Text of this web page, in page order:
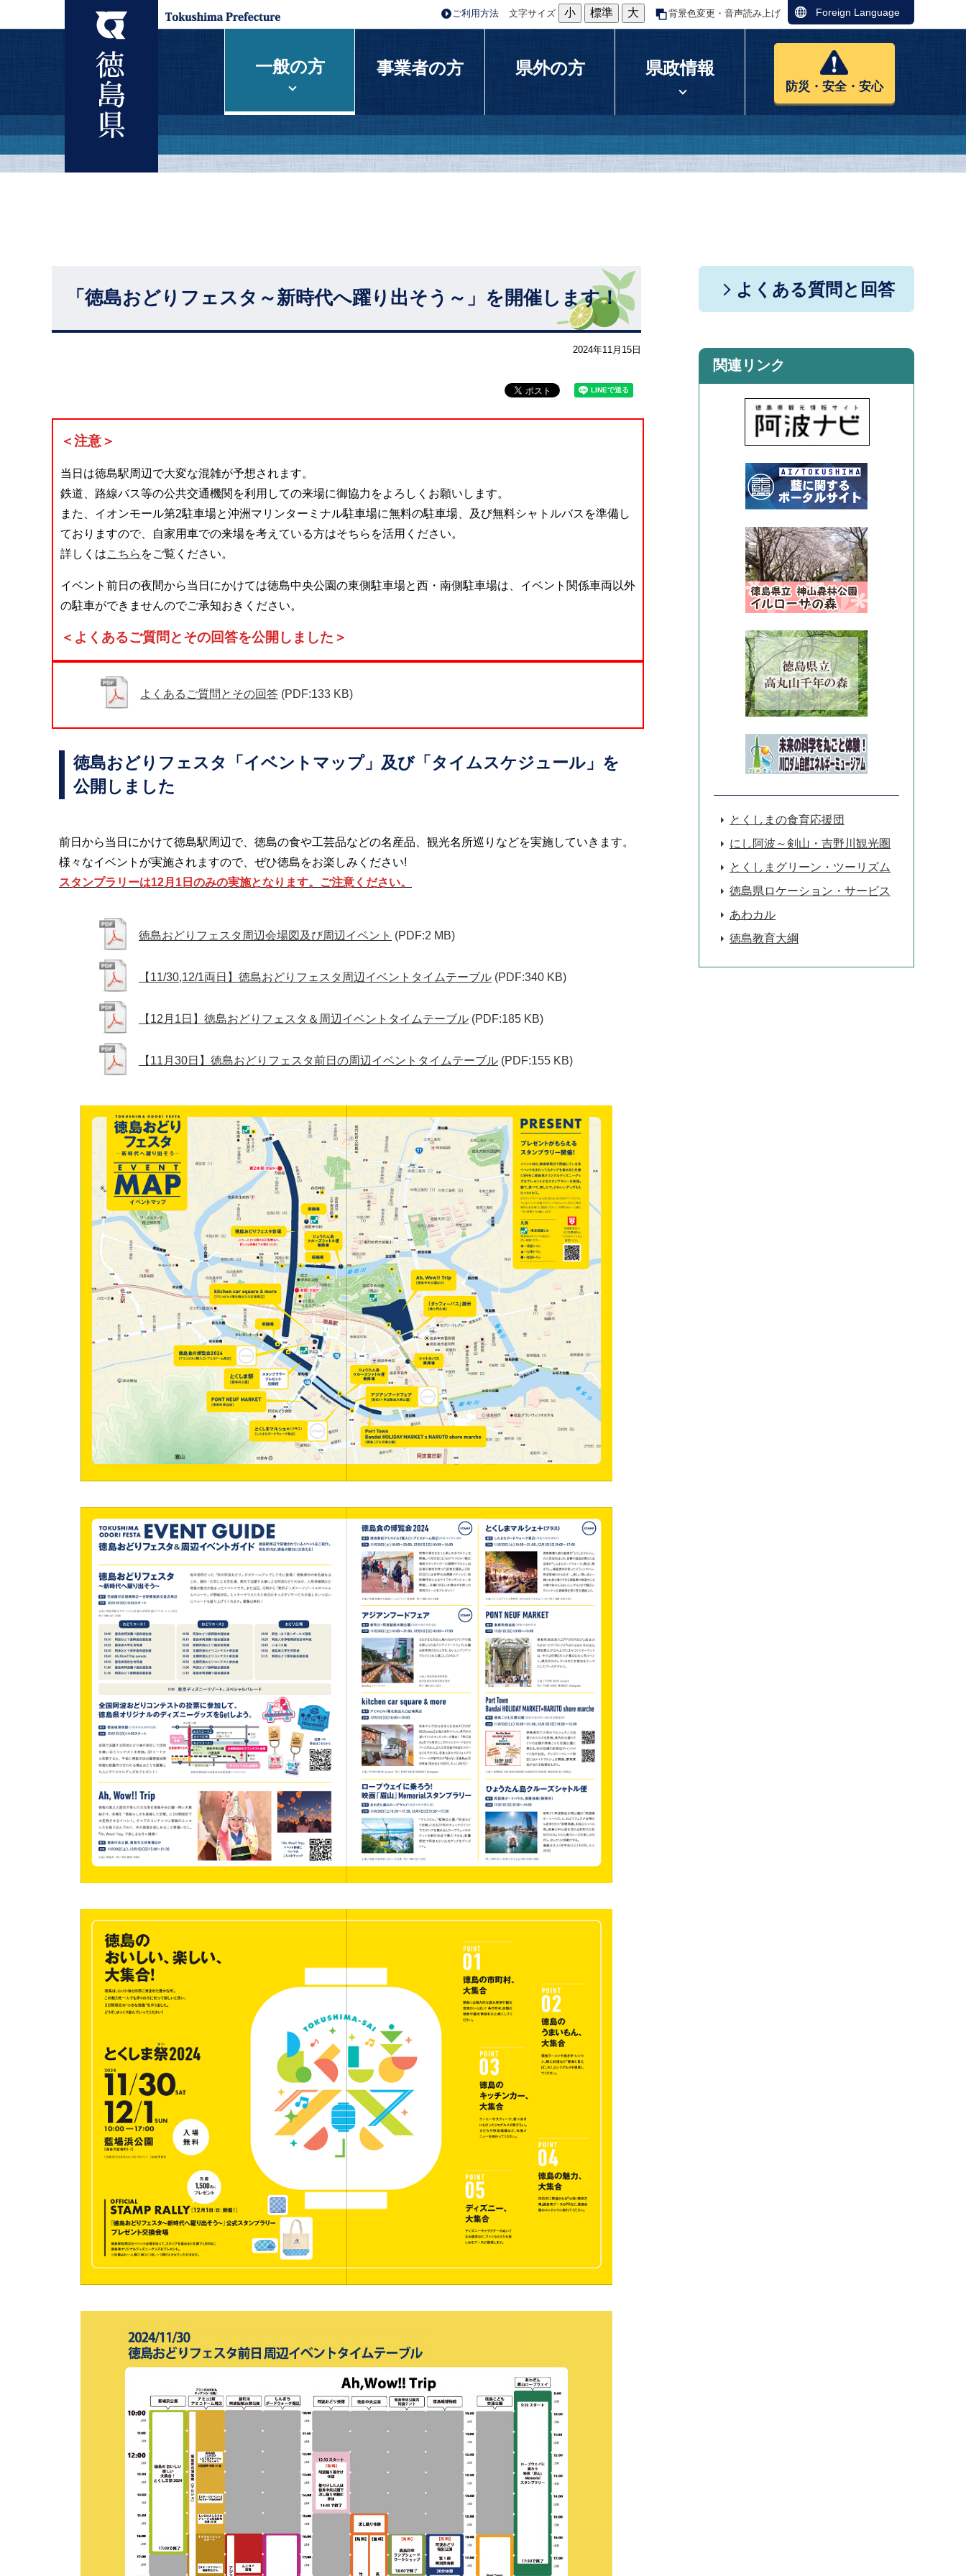
ご利用方法 文字サイズ 小 標準 大 背景色変更・音声読み上げ Foreign Language
一般の方 事業者の方 県外の方 県政情報
防災・安全・安心
「徳島おどりフェスタ～新時代へ躍り出そう～」を開催します！
2024年11月15日
＜注意＞
当日は徳島駅周辺で大変な混雑が予想されます。
鉄道、路線バス等の公共交通機関を利用しての来場に御協力をよろしくお願いします。
また、イオンモール第2駐車場と沖洲マリンターミナル駐車場に無料の駐車場、及び無料シャトルバスを準備し
ておりますので、自家用車での来場を考えている方はそちらを活用ください。
詳しくはこちら をご覧ください。
イベント前日の夜間から当日にかけては徳島中央公園の東側駐車場と西・南側駐車場は、イベント関係車両以外
の駐車ができませんのでご承知おきください。
＜よくあるご質問とその回答を公開しました＞
よくあるご質問とその回答 (PDF:133 KB)
徳島おどりフェスタ「イベントマップ」及び「タイムスケジュール」を
公開しました
前日から当日にかけて徳島駅周辺で、徳島の食や工芸品などの名産品、観光名所巡りなどを実施していきます。
様々なイベントが実施されますので、ぜひ徳島をお楽しみください!
スタンプラリーは12月1日のみの実施となります。ご注意ください。
徳島おどりフェスタ周辺会場図及び周辺イベント (PDF:2 MB)
【11/30,12/1両日】徳島おどりフェスタ周辺イベントタイムテーブル (PDF:340 KB)
【12月1日】徳島おどりフェスタ＆周辺イベントタイムテーブル (PDF:185 KB)
【11月30日】徳島おどりフェスタ前日の周辺イベントタイムテーブル (PDF:155 KB)
よくある質問と回答
関連リンク
とくしまの食育応援団
にし阿波～剣山・吉野川観光圏
とくしまグリーン・ツーリズム
徳島県ロケーション・サービス
あわカル
徳島教育大綱